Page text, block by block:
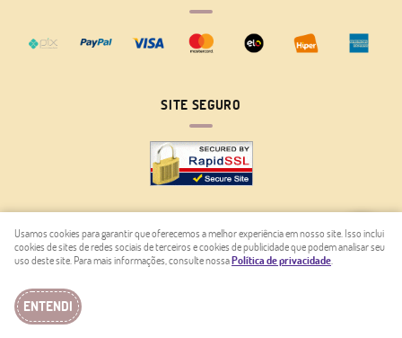
SITE SEGURO
LOJA VIRTUAL CRIADA POR
Usamos cookies para garantir que oferecemos a melhor experiência em nosso site. Isso inclui
cookies de sites de redes sociais de terceiros e cookies de publicidade que podem analisar seu
uso deste site. Para mais informações, consulte nossaPolítica de privacidade.
ENTENDI